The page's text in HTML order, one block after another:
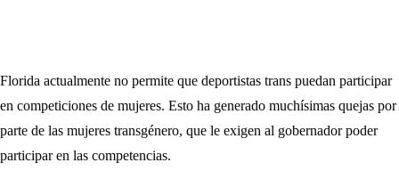
Florida actualmente no permite que deportistas trans puedan participar
en competiciones de mujeres. Esto ha generado muchísimas quejas por
parte de las mujeres transgénero, que le exigen al gobernador poder
participar en las competencias.